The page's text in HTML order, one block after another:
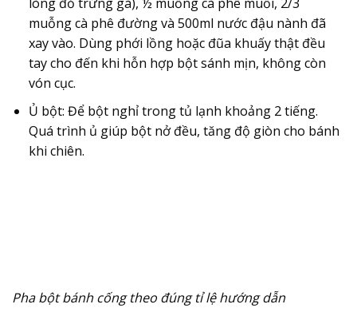
muỗng cà phê đường và 500ml nước đậu nành đã
xay vào. Dùng phới lồng hoặc đũa khuấy thật đều
tay cho đến khi hỗn hợp bột sánh mịn, không còn
vón cục.
Ủ bột: Để bột nghỉ trong tủ lạnh khoảng 2 tiếng.
Quá trình ủ giúp bột nở đều, tăng độ giòn cho bánh
khi chiên.
Pha bột bánh cống theo đúng tỉ lệ hướng dẫn